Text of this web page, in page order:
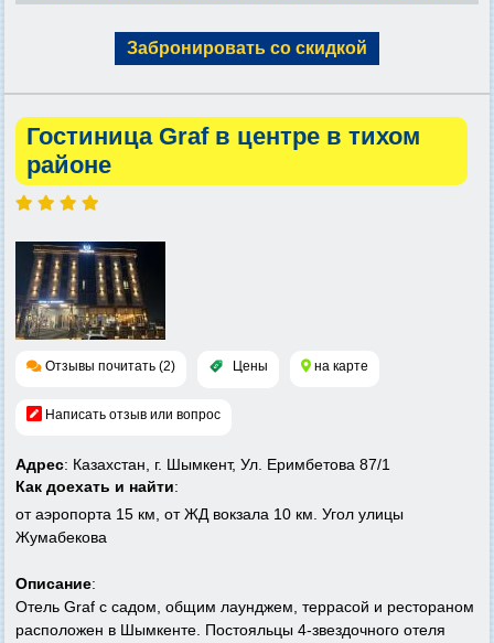
Забронировать со скидкой
Гостиница Graf в центре в тихом
районе
Отзывы почитать (2) Цены на карте
Написать отзыв или вопрос
Адрес: Казахстан, г. Шымкент, Ул. Еримбетова 87/1
Как доехать и найти:
от аэропорта 15 км, от ЖД вокзала 10 км. Угол улицы
Жумабекова
Описание:
Отель Graf с садом, общим лаунджем, террасой и рестораном
расположен в Шымкенте. Постояльцы 4-звездочного отеля